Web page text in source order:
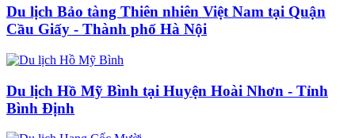
Du lịch Bảo tàng Thiên nhiên Việt Nam tại Quận
Cầu Giấy - Thành phố Hà Nội
Du lịch Hồ Mỹ Bình tại Huyện Hoài Nhơn - Tỉnh
Bình Định